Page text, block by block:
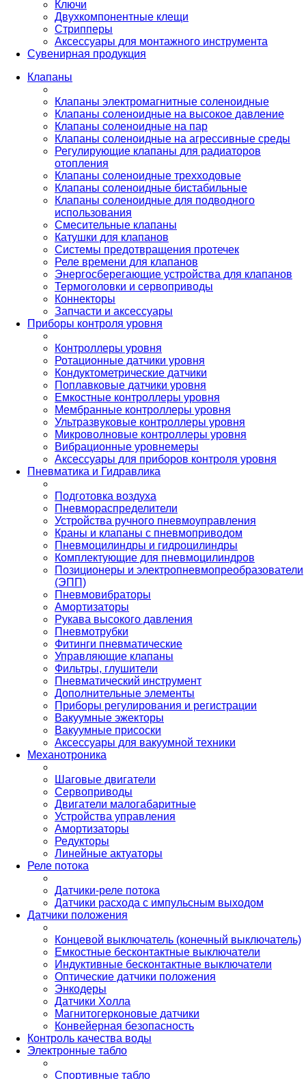
Ключи
Двухкомпонентные клещи
Стрипперы
Аксессуары для монтажного инструмента
Сувенирная продукция
Клапаны
Клапаны электромагнитные соленоидные
Клапаны соленоидные на высокое давление
Клапаны соленоидные на пар
Клапаны соленоидные на агрессивные среды
Регулирующие клапаны для радиаторов
отопления
Клапаны соленоидные трехходовые
Клапаны соленоидные бистабильные
Клапаны соленоидные для подводного
использования
Смесительные клапаны
Катушки для клапанов
Системы предотвращения протечек
Реле времени для клапанов
Энергосберегающие устройства для клапанов
Термоголовки и сервоприводы
Коннекторы
Запчасти и аксессуары
Приборы контроля уровня
Контроллеры уровня
Ротационные датчики уровня
Кондуктометрические датчики
Поплавковые датчики уровня
Емкостные контроллеры уровня
Мембранные контроллеры уровня
Ультразвуковые контроллеры уровня
Микроволновые контроллеры уровня
Вибрационные уровнемеры
Аксессуары для приборов контроля уровня
Пневматика и Гидравлика
Подготовка воздуха
Пневмораспределители
Устройства ручного пневмоуправления
Краны и клапаны с пневмоприводом
Пневмоцилиндры и гидроцилиндры
Комплектующие для пневмоцилиндров
Позиционеры и электропневмопреобразователи
(ЭПП)
Пневмовибраторы
Амортизаторы
Рукава высокого давления
Пневмотрубки
Фитинги пневматические
Управляющие клапаны
Фильтры, глушители
Пневматический инструмент
Дополнительные элементы
Приборы регулирования и регистрации
Вакуумные эжекторы
Вакуумные присоски
Аксессуары для вакуумной техники
Механотроника
Шаговые двигатели
Сервоприводы
Двигатели малогабаритные
Устройства управления
Амортизаторы
Редукторы
Линейные актуаторы
Реле потока
Датчики-реле потока
Датчики расхода с импульсным выходом
Датчики положения
Концевой выключатель (конечный выключатель)
Емкостные бесконтактные выключатели
Индуктивные бесконтактные выключатели
Оптические датчики положения
Энкодеры
Датчики Холла
Магнитогерконовые датчики
Конвейерная безопасность
Контроль качества воды
Электронные табло
Спортивные табло